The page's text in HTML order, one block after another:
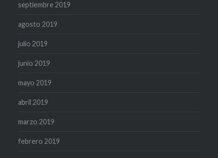
septiembre 2019
agosto 2019
julio 2019
junio 2019
mayo 2019
abril 2019
marzo 2019
febrero 2019